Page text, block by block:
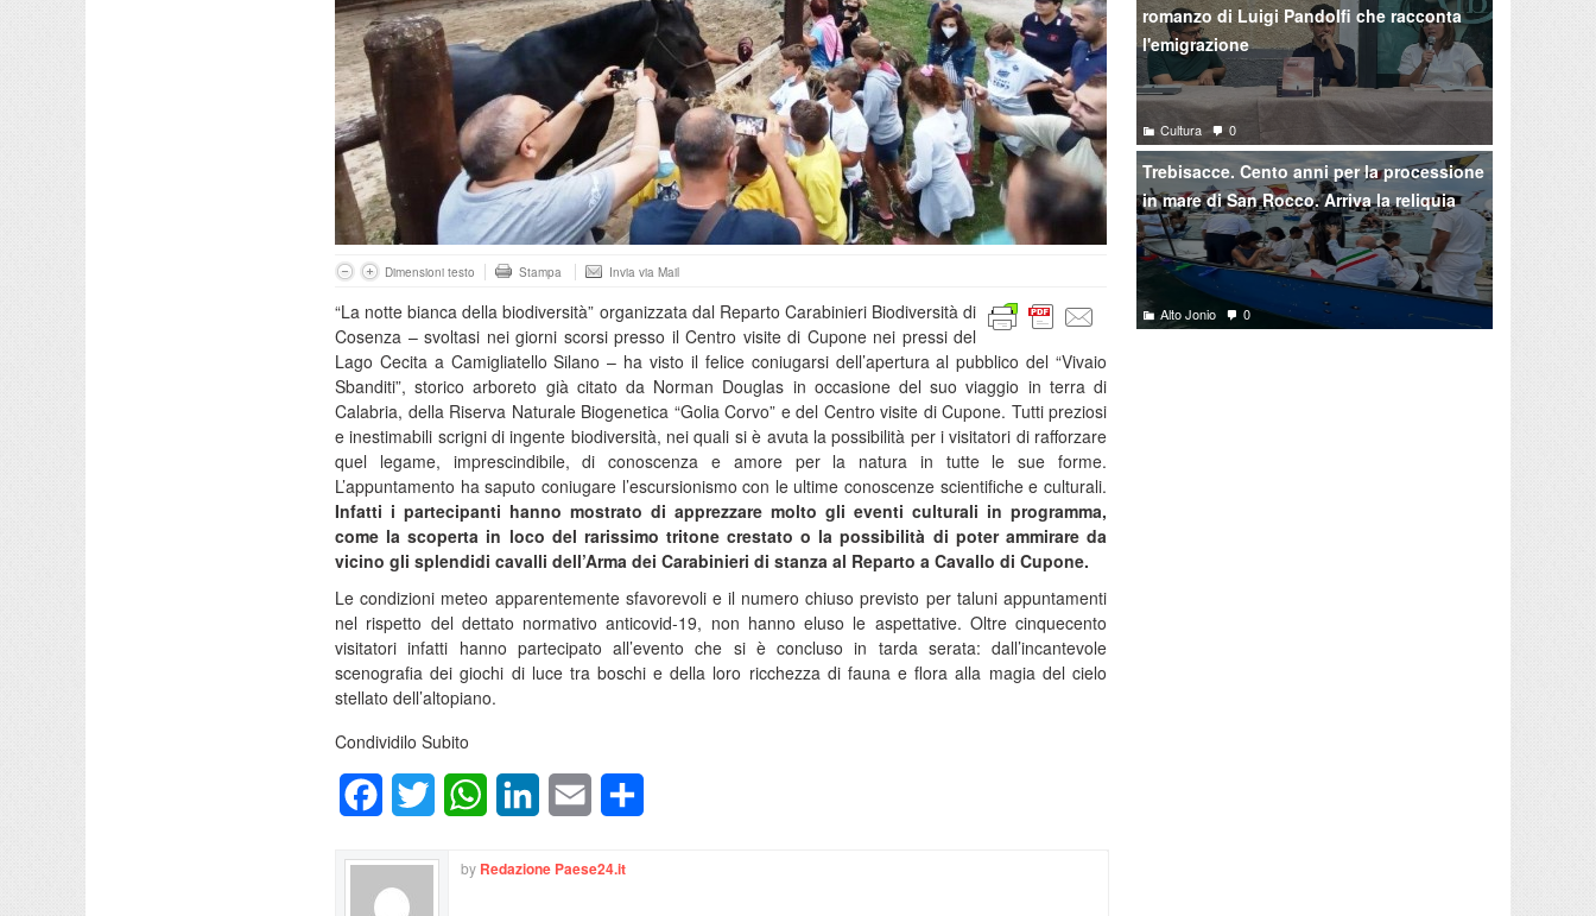
Dimensioni testo Stampa Invia via Mail
“La notte bianca della biodiversità” organizzata dal Reparto Carabinieri Biodiversità di
Cosenza – svoltasi nei giorni scorsi presso il Centro visite di Cupone nei pressi del
Lago Cecita a Camigliatello Silano – ha visto il felice coniugarsi dell’apertura al pubblico del “Vivaio
Sbanditi”, storico arboreto già citato da Norman Douglas in occasione del suo viaggio in terra di
Calabria, della Riserva Naturale Biogenetica “Golia Corvo” e del Centro visite di Cupone. Tutti preziosi
e inestimabili scrigni di ingente biodiversità, nei quali si è avuta la possibilità per i visitatori di rafforzare
quel legame, imprescindibile, di conoscenza e amore per la natura in tutte le sue forme.
L’appuntamento ha saputo coniugare l’escursionismo con le ultime conoscenze scientifiche e culturali.
Infatti i partecipanti hanno mostrato di apprezzare molto gli eventi culturali in programma,
come la scoperta in loco del rarissimo tritone crestato o la possibilità di poter ammirare da
vicino gli splendidi cavalli dell’Arma dei Carabinieri di stanza al Reparto a Cavallo di Cupone.
Le condizioni meteo apparentemente sfavorevoli e il numero chiuso previsto per taluni appuntamenti
nel rispetto del dettato normativo anticovid-19, non hanno eluso le aspettative. Oltre cinquecento
visitatori infatti hanno partecipato all’evento che si è concluso in tarda serata: dall’incantevole
scenografia dei giochi di luce tra boschi e della loro ricchezza di fauna e flora alla magia del cielo
stellato dell’altopiano.
Condividilo Subito
FacebookTwitter WhatsAppLinkedInEmail
by Redazione Paese24.it
romanzo di Luigi Pandolfi che racconta
l'emigrazione
Cultura 0
Trebisacce. Cento anni per la processione
in mare di San Rocco. Arriva la reliquia
Alto Jonio 0